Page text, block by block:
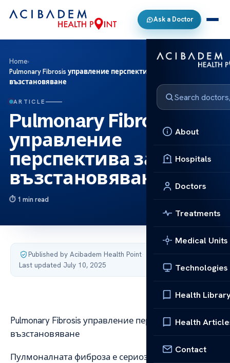
Ask a Doctor
About
Hospitals
Doctors
Treatments
Medical Units
Technologies
Health
Health
Contact
Home›
Pulmonary Fibrosis управление перспектива за
възстановяване
ARTICLE
Pulmonary Fibrosis
управление
перспектива за
възстановяване
1 min read
Published by Acibadem Health Point·
Last updated July 10, 2025
Pulmonary Fibrosis управление перспектива за
възстановяване
Пулмоналната фиброза е сериозно заболяване,